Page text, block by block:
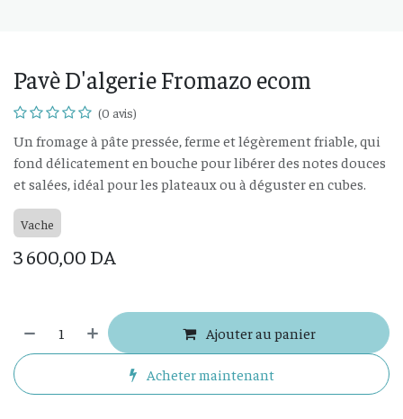
Pavè D'algerie Fromazo ecom
(0 avis)
Un fromage à pâte pressée, ferme et légèrement friable, qui
fond délicatement en bouche pour libérer des notes douces
et salées, idéal pour les plateaux ou à déguster en cubes.
Vache
3 600,00 DA
Ajouter au panier
Acheter maintenant